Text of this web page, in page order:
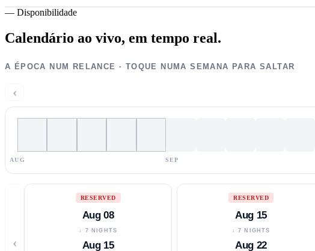
— Disponibilidade
Calendário ao vivo, em tempo real.
A ÉPOCA NUM RELANCE · TOQUE NUMA SEMANA PARA SALTAR
‹
AUG SEP
‹
RESERVED
Aug 08
↓ 7 NIGHTS
Aug 15
RESERVED
Aug 15
↓ 7 NIGHTS
Aug 22